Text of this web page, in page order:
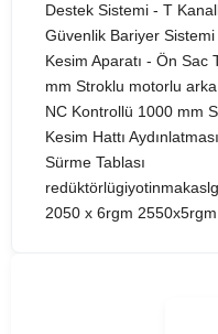
Destek Sistemi - T
Güvenlik Bariyer Sistemi
Kesim Aparatı - Ön Sac
mm Stroklu motorlu
NC Kontrollü 1000 mm
Kesim Hattı
Sürme Tablası
2050 x 6rgm